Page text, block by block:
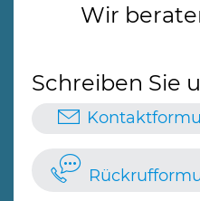
Wir
Schreiben Sie